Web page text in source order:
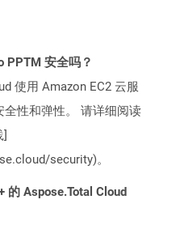
PPTM 安全吗？
使用 Amazon EC2 云服
性和弹性。 请详细阅读
]
security)。
的 Aspose.Total Cloud